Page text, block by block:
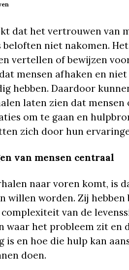
dat het vertrouwen van
niet nakomen.
vertellen of bewijzen
mensen afhaken en
hebben. Daardoor
laten zien dat
om te gaan en
zich door hun
van mensen centraal
naar voren komt, is
willen worden. Zij
van de
waar het probleem zit en
is en hoe die hulp kan
doen.